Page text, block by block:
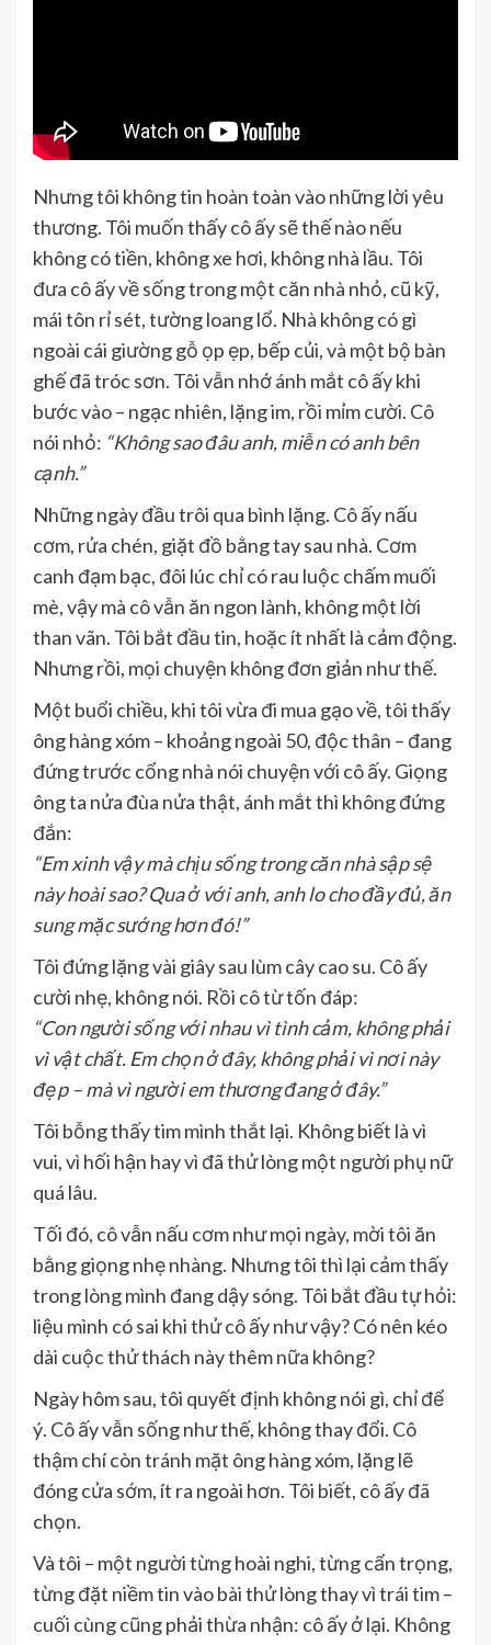
Nhưng tôi không tin hoàn toàn vào những lời yêu
thương. Tôi muốn thấy cô ấy sẽ thế nào nếu
không có tiền, không xe hơi, không nhà lầu. Tôi
đưa cô ấy về sống trong một căn nhà nhỏ, cũ kỹ,
mái tôn rỉ sét, tường loang lổ. Nhà không có gì
ngoài cái giường gỗ ọp ẹp, bếp củi, và một bộ bàn
ghế đã tróc sơn. Tôi vẫn nhớ ánh mắt cô ấy khi
bước vào – ngạc nhiên, lặng im, rồi mỉm cười. Cô
nói nhỏ: “Không sao đâu anh, miễn có anh bên
cạnh.”
Những ngày đầu trôi qua bình lặng. Cô ấy nấu
cơm, rửa chén, giặt đồ bằng tay sau nhà. Cơm
canh đạm bạc, đôi lúc chỉ có rau luộc chấm muối
mè, vậy mà cô vẫn ăn ngon lành, không một lời
than vãn. Tôi bắt đầu tin, hoặc ít nhất là cảm động.
Nhưng rồi, mọi chuyện không đơn giản như thế.
Một buổi chiều, khi tôi vừa đi mua gạo về, tôi thấy
ông hàng xóm – khoảng ngoài 50, độc thân – đang
đứng trước cổng nhà nói chuyện với cô ấy. Giọng
ông ta nửa đùa nửa thật, ánh mắt thì không đứng
đắn:
“Em xinh vậy mà chịu sống trong căn nhà sập sệ
này hoài sao? Qua ở với anh, anh lo cho đầy đủ, ăn
sung mặc sướng hơn đó!”
Tôi đứng lặng vài giây sau lùm cây cao su. Cô ấy
cười nhẹ, không nói. Rồi cô từ tốn đáp:
“Con người sống với nhau vì tình cảm, không phải
vì vật chất. Em chọn ở đây, không phải vì nơi này
đẹp – mà vì người em thương đang ở đây.”
Tôi bỗng thấy tim mình thắt lại. Không biết là vì
vui, vì hối hận hay vì đã thử lòng một người phụ nữ
quá lâu.
Tối đó, cô vẫn nấu cơm như mọi ngày, mời tôi ăn
bằng giọng nhẹ nhàng. Nhưng tôi thì lại cảm thấy
trong lòng mình đang dậy sóng. Tôi bắt đầu tự hỏi:
liệu mình có sai khi thử cô ấy như vậy? Có nên kéo
dài cuộc thử thách này thêm nữa không?
Ngày hôm sau, tôi quyết định không nói gì, chỉ để
ý. Cô ấy vẫn sống như thế, không thay đổi. Cô
thậm chí còn tránh mặt ông hàng xóm, lặng lẽ
đóng cửa sớm, ít ra ngoài hơn. Tôi biết, cô ấy đã
chọn.
Và tôi – một người từng hoài nghi, từng cẩn trọng,
từng đặt niềm tin vào bài thử lòng thay vì trái tim –
cuối cùng cũng phải thừa nhận: cô ấy ở lại. Không